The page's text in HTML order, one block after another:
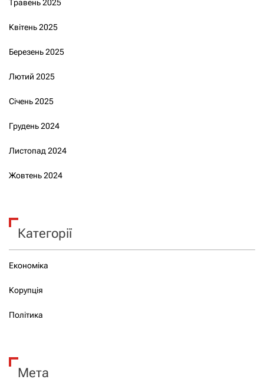
Травень 2025
Квітень 2025
Березень 2025
Лютий 2025
Січень 2025
Грудень 2024
Листопад 2024
Жовтень 2024
Категорії
Економіка
Корупція
Політика
Мета